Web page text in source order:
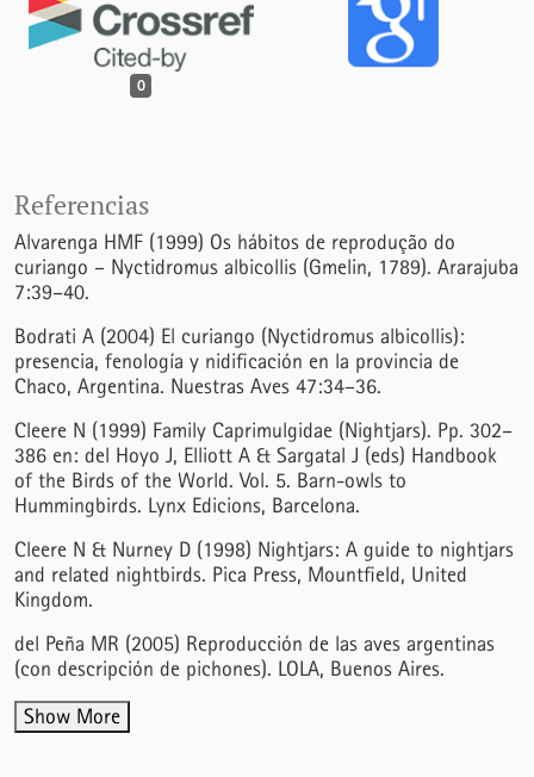
0
Referencias
Alvarenga HMF (1999) Os hábitos de reprodução do
curiango – Nyctidromus albicollis (Gmelin, 1789). Ararajuba
7:39–40.
Bodrati A (2004) El curiango (Nyctidromus albicollis):
presencia, fenología y nidificación en la provincia de
Chaco, Argentina. Nuestras Aves 47:34–36.
Cleere N (1999) Family Caprimulgidae (Nightjars). Pp. 302–
386 en: del Hoyo J, Elliott A & Sargatal J (eds) Handbook
of the Birds of the World. Vol. 5. Barn-owls to
Hummingbirds. Lynx Edicions, Barcelona.
Cleere N & Nurney D (1998) Nightjars: A guide to nightjars
and related nightbirds. Pica Press, Mountfield, United
Kingdom.
del Peña MR (2005) Reproducción de las aves argentinas
(con descripción de pichones). LOLA, Buenos Aires.
Show More